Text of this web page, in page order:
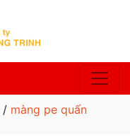
/ màng pe quấn